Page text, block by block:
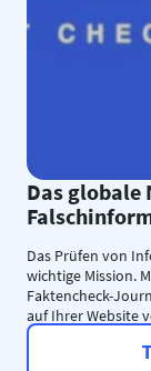
Das globale
Das Prüfen von
wichtige Mission.
Faktencheck-
auf Ihrer Website